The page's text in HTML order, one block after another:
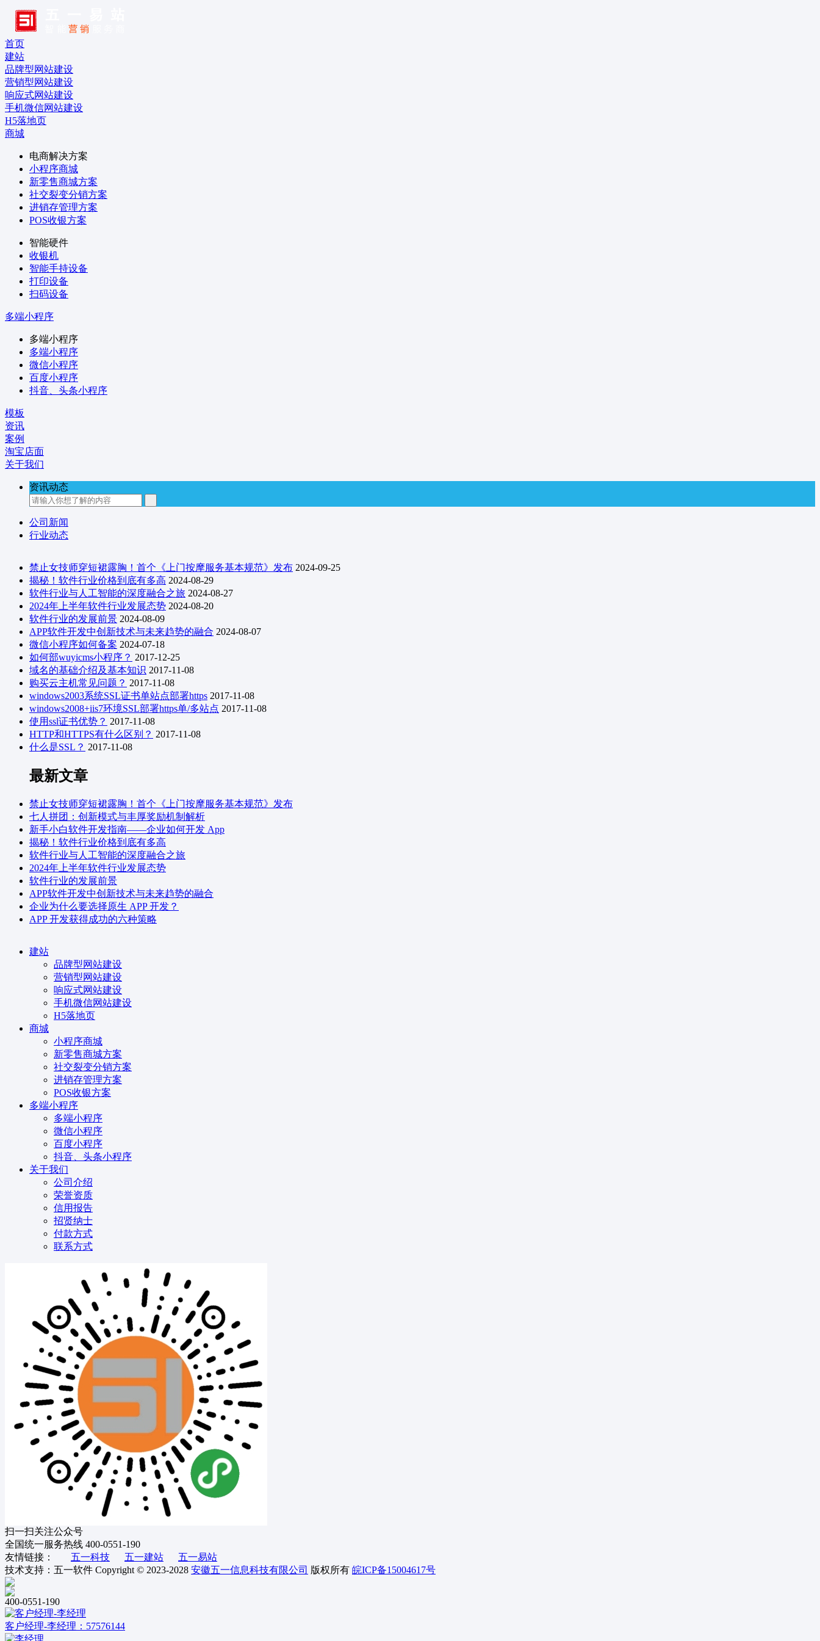
首页
建站
品牌型网站建设
营销型网站建设
响应式网站建设
手机微信网站建设
H5落地页
商城
电商解决方案
小程序商城
新零售商城方案
社交裂变分销方案
进销存管理方案
POS收银方案
智能硬件
收银机
智能手持设备
打印设备
扫码设备
多端小程序
多端小程序
多端小程序
微信小程序
百度小程序
抖音、头条小程序
模板
资讯
案例
淘宝店面
关于我们
资讯动态
公司新闻
行业动态
禁止女技师穿短裙露胸！首个《上门按摩服务基本规范》发布 2024-09-25
揭秘！软件行业价格到底有多高 2024-08-29
软件行业与人工智能的深度融合之旅 2024-08-27
2024年上半年软件行业发展态势 2024-08-20
软件行业的发展前景 2024-08-09
APP软件开发中创新技术与未来趋势的融合 2024-08-07
微信小程序如何备案 2024-07-18
如何部wuyicms小程序？ 2017-12-25
域名的基础介绍及基本知识 2017-11-08
购买云主机常见问题？ 2017-11-08
windows2003系统SSL证书单站点部署https 2017-11-08
windows2008+iis7环境SSL部署https单/多站点 2017-11-08
使用ssl证书优势？ 2017-11-08
HTTP和HTTPS有什么区别？ 2017-11-08
什么是SSL？ 2017-11-08
最新文章
禁止女技师穿短裙露胸！首个《上门按摩服务基本规范》发布
七人拼团：创新模式与丰厚奖励机制解析
新手小白软件开发指南——企业如何开发 App
揭秘！软件行业价格到底有多高
软件行业与人工智能的深度融合之旅
2024年上半年软件行业发展态势
软件行业的发展前景
APP软件开发中创新技术与未来趋势的融合
企业为什么要选择原生 APP 开发？
APP 开发获得成功的六种策略
建站
品牌型网站建设
营销型网站建设
响应式网站建设
手机微信网站建设
H5落地页
商城
小程序商城
新零售商城方案
社交裂变分销方案
进销存管理方案
POS收银方案
多端小程序
多端小程序
微信小程序
百度小程序
抖音、头条小程序
关于我们
公司介绍
荣誉资质
信用报告
招贤纳士
付款方式
联系方式
扫一扫关注公众号
全国统一服务热线 400-0551-190
友情链接： 五一科技 五一建站
五一易站
技术支持：五一软件 Copyright © 2023-2028 安徽五一信息科技有限公司 版权所有 皖ICP备15004617号
400-0551-190
客户经理-李经理：57576144